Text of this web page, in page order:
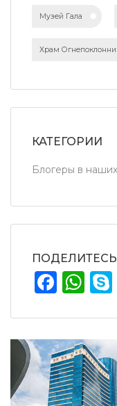
Музей Гала
Храм
КАТЕГОРИИ
Блогеры в